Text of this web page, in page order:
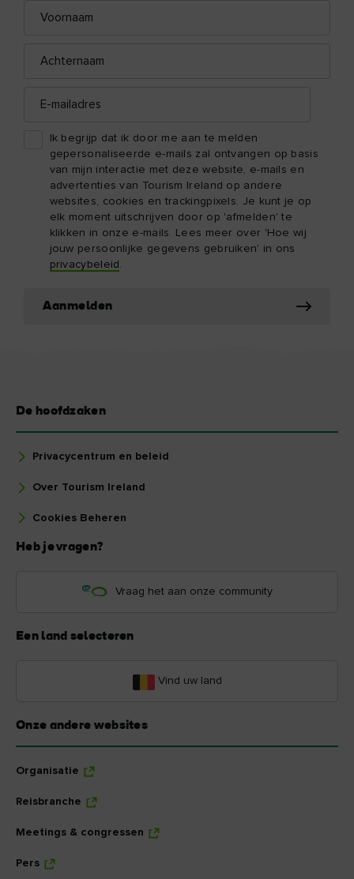
mailadres
mailadres
Ik begrijp dat ik door me aan te melden
gepersonaliseerde e-mails zal ontvangen op basis
van mijn interactie met deze website, e-mails en
advertenties van Tourism Ireland op andere
websites, cookies en trackingpixels. Je kunt je op
elk moment uitschrijven door op 'afmelden' te
klikken in onze e-mails. Lees meer over 'Hoe wij
jouw persoonlijke gegevens gebruiken' in ons
privacybeleid.
Aanmelden
De hoofdzaken
Privacycentrum en beleid
Over Tourism Ireland
Cookies Beheren
Heb je vragen?
Vraag het aan onze community
Een land selecteren
Vind uw land
Onze andere websites
Organisatie
Reisbranche
Meetings & congressen
Pers